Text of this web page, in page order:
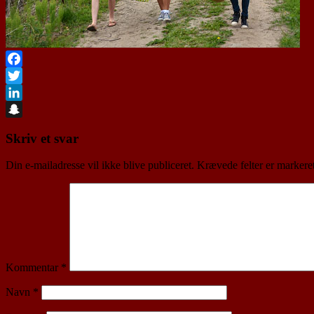
Facebook
Twitter
LinkedIn
Skriv et svar
Din e-mailadresse vil ikke blive publiceret. Krævede felter er
Kommentar *
Navn *